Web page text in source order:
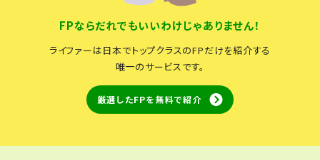
FPならだれでもいいわけじゃありません！
ライファーは日本でトップクラスのFPだけを紹介する
唯一のサービスです。
厳選したFPを無料で紹介